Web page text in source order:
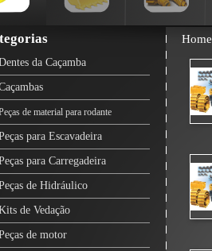
da Caçamba
de material para rodante
para Escavadeira
para Carregadeira
de Hidráulico
de Vedação
de motor
Home